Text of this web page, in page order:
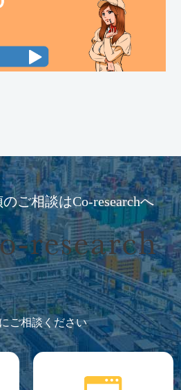
ご相談はCo-researchへ
ご相談ください